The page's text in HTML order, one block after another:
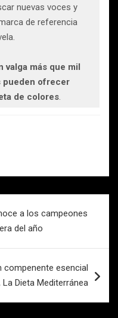
nuevas voces y
de referencia
valga más que mil
pueden ofrecer
de colores.
a los campeones
del año
compenente esencial
Dieta Mediterránea